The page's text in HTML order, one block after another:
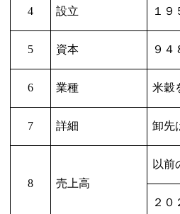
4 設立 １９
5 資本 ９
6 業種 米穀
7 詳細 卸先
8 売上高
以前
２０